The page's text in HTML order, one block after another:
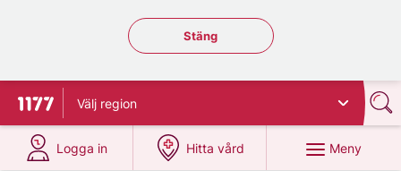
Stäng regionsväljaren
Stäng
Till startsidan för 1177
Välj region
Logga in
på 1177.se
Hitta vård
på 1177.se
Meny